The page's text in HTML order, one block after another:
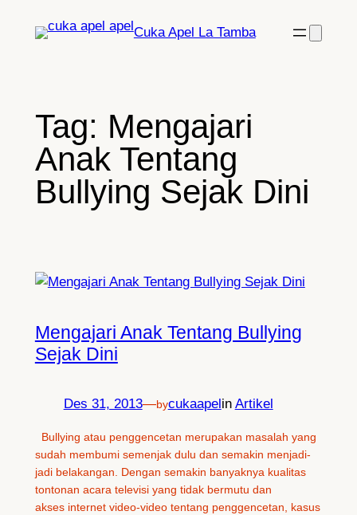
Cuka Apel La Tamba
Tag: Mengajari
Anak Tentang
Bullying Sejak Dini
Mengajari Anak Tentang Bullying
Sejak Dini
Des 31, 2013—bycukaapel in Artikel
Bullying atau penggencetan merupakan masalah yang
sudah membumi semenjak dulu dan semakin menjadi-
jadi belakangan. Dengan semakin banyaknya kualitas
tontonan acara televisi yang tidak bermutu dan
akses internet video-video tentang penggencetan, kasus